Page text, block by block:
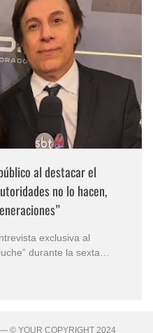
al destacar el
no lo hacen,
exclusiva al
durante la sexta
En medio del
© YOUR COPYRIGHT 2024